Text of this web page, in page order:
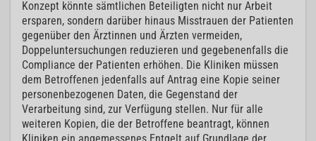
Konzept könnte sämtlichen Beteiligten nicht nur Arbeit
ersparen, sondern darüber hinaus Misstrauen der Patienten
gegenüber den Ärztinnen und Ärzten vermeiden,
Doppeluntersuchungen reduzieren und gegebenenfalls die
Compliance der Patienten erhöhen. Die Kliniken müssen
dem Betroffenen jedenfalls auf Antrag eine Kopie seiner
personenbezogenen Daten, die Gegenstand der
Verarbeitung sind, zur Verfügung stellen. Nur für alle
weiteren Kopien, die der Betroffene beantragt, können